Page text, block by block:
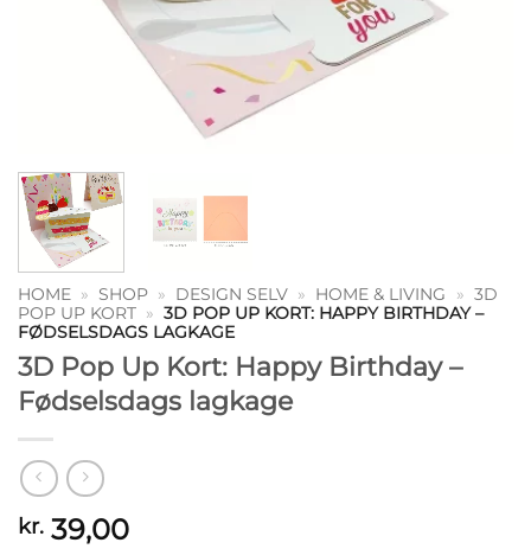
HOME » SHOP » DESIGN SELV » HOME & LIVING » 3D
POP UP KORT » 3D POP UP KORT: HAPPY BIRTHDAY –
FØDSELSDAGS LAGKAGE
3D Pop Up Kort: Happy Birthday –
Fødselsdags lagkage
kr. 39,00